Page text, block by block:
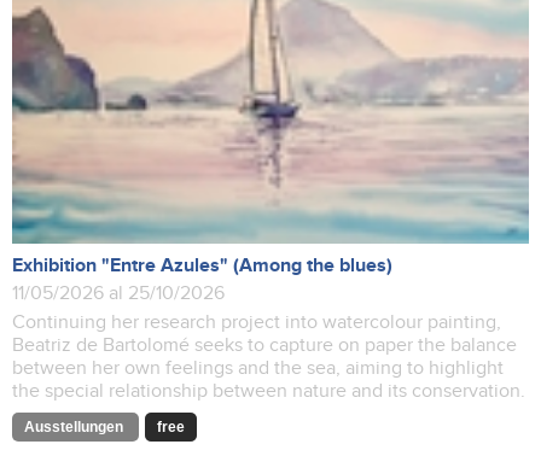
Exhibition "Entre Azules" (Among the blues)
11/05/2026 al 25/10/2026
Continuing her research project into watercolour painting,
Beatriz de Bartolomé seeks to capture on paper the balance
between her own feelings and the sea, aiming to highlight
the special relationship between nature and its conservation.
Ausstellungen free